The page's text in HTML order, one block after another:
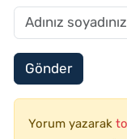
Gönder
Yorum yazarak